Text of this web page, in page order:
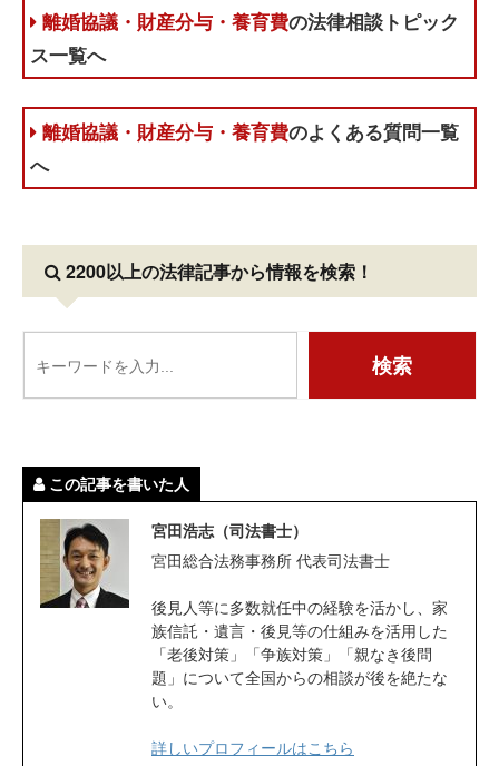
離婚協議・財産分与・養育費の法律相談トピック
ス一覧へ
離婚協議・財産分与・養育費のよくある質問一覧
へ
2200以上の法律記事から情報を検索！
この記事を書いた人
宮田浩志（司法書士）
宮田総合法務事務所 代表司法書士
後見人等に多数就任中の経験を活かし、家
族信託・遺言・後見等の仕組みを活用した
「老後対策」「争族対策」「親なき後問
題」について全国からの相談が後を絶たな
い。
詳しいプロフィールはこちら